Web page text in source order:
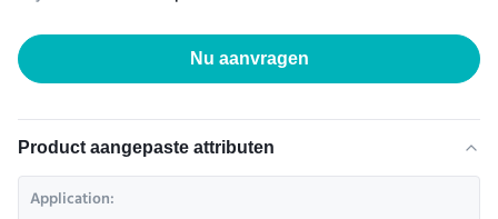
Nu aanvragen
Product aangepaste attributen
Application: